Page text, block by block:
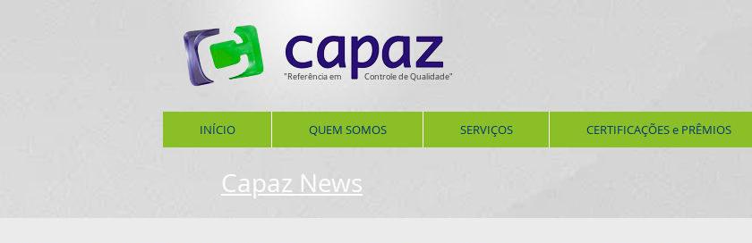
"Referência em Controle de Qualidade"
INÍCIO QUEM SOMOS SERVIÇOS CERTIFICAÇÕES e PRÊMIOS
Capaz News